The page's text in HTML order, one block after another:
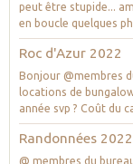
peut être stupide...
en boucle quelques
Roc d'Azur 2022
Bonjour @membres
locations de
année svp ? Coût du
Randonnées 2022
@ membres du